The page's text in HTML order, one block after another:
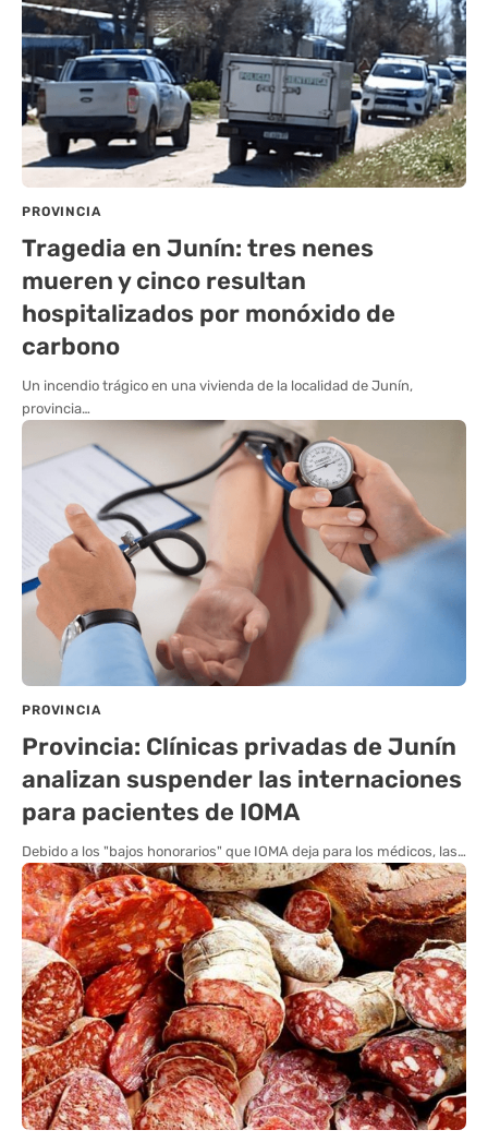
PROVINCIA
Tragedia en Junín: tres nenes
mueren y cinco resultan
hospitalizados por monóxido de
carbono
Un incendio trágico en una vivienda de la localidad de Junín,
provincia…
PROVINCIA
Provincia: Clínicas privadas de Junín
analizan suspender las internaciones
para pacientes de IOMA
Debido a los "bajos honorarios" que IOMA deja para los médicos, las…